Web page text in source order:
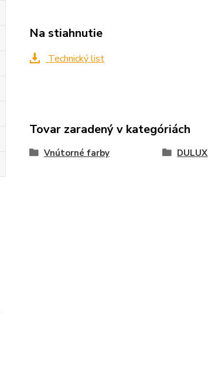
Na stiahnutie
Technický list
Tovar zaradený v kategóriách
Vnútorné farby DULUX